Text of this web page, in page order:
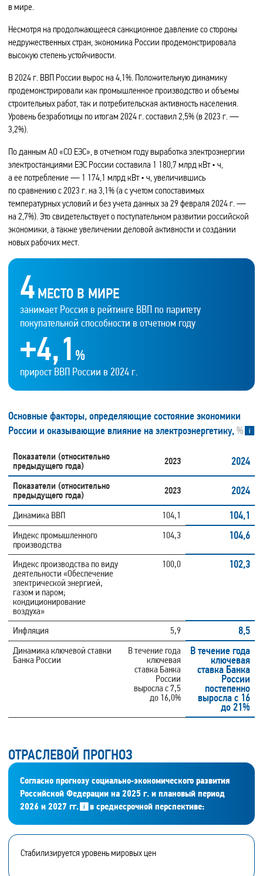
в мире.
Несмотря на продолжающееся санкционное давление со стороны
недружественных стран, экономика России продемонстрировала
высокую степень устойчивости.
В 2024 г. ВВП России вырос на 4,1%. Положительную динамику
продемонстрировали как промышленное производство и объемы
строительных работ, так и потребительская активность населения.
Уровень безработицы по итогам 2024 г. составил 2,5% (в 2023 г. —
3,2%).
По данным АО «СО ЕЭС», в отчетном году выработка электроэнергии
электростанциями ЕЭС России составила 1 180,7 млрд кВт • ч,
а ее потребление — 1 174,1 млрд кВт • ч, увеличившись
по сравнению с 2023 г. на 3,1% (а с учетом сопоставимых
температурных условий и без учета данных за 29 февраля 2024 г. —
на 2,7%). Это свидетельствует о поступательном развитии российской
экономики, а также увеличении деловой активности и создании
новых рабочих мест.
4 МЕСТО В МИРЕ
занимает Россия в рейтинге ВВП по паритету
покупательной способности в отчетном году
+4,1 %
прирост ВВП России в 2024 г.
Основные факторы, определяющие состояние экономики
России и оказывающие влияние на электроэнергетику,%
Показатели (относительно
предыдущего года)
2023 2024
Показатели (относительно
предыдущего года)
2023 2024
Динамика ВВП 104,1 104,1
Индекс промышленного
производства
104,3 104,6
Индекс производства по виду
деятельности «Обеспечение
электрической энергией,
газом и паром;
кондиционирование
воздуха»
100,0 102,3
Инфляция 5,9 8,5
Динамика ключевой ставки
Банка России
В течение года
ключевая
ставка Банка
России
выросла с 7,5
до 16,0%
В течение года
ключевая
ставка Банка
России
постепенно
выросла с 16
до 21%
ОТРАСЛЕВОЙ ПРОГНОЗ
Согласно прогнозу социально‑экономического развития
Российской Федерации на 2025 г. и плановый период
2026 и 2027 гг.
в среднесрочной перспективе:
Стабилизируется уровень мировых цен